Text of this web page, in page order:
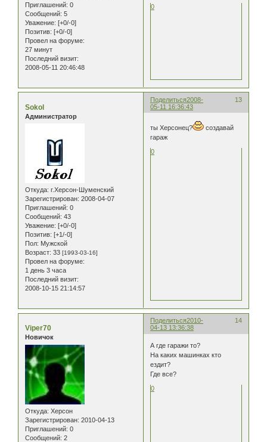
Приглашений: 0
Сообщений: 5
Уважение: [+0/-0]
Позитив: [+0/-0]
Провел на форуме:
27 минут
Последний визит:
2008-05-11 20:46:48
0
Поделиться 13
2008-
05-11 16:36:43
Sokol
Администратор
Откуда: г.Херсон-Шуменский
Зарегистрирован: 2008-04-07
Приглашений: 0
Сообщений: 43
Уважение: [+0/-0]
Позитив: [+1/-0]
Пол: Мужской
Возраст: 33 [1993-03-16]
Провел на форуме:
1 день 3 часа
Последний визит:
2008-10-15 21:14:57
ты Херсонец?
создавай
гараж
0
Поделиться 14
2010-
04-13 13:36:38
Viper70
Новичок
Откуда: Херсон
Зарегистрирован: 2010-04-13
Приглашений: 0
Сообщений: 2
А где гаражи то?
На каких машинках кто
ездит?
Где все?
0